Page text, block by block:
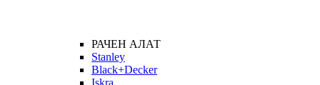
РАЧЕН АЛАТ
Stanley
Black+Decker
Iskra